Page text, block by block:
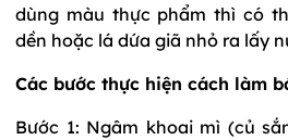
dùng màu thực phẩm thì có
dền hoặc lá dứa giã nhỏ ra lấy
Các bước thực hiện cách làm
Bước 1: Ngâm khoai mì (củ